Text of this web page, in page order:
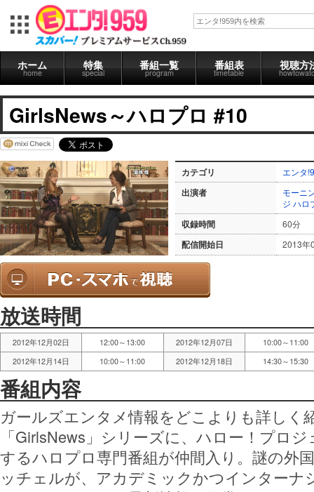
ホーム
home
特集
special
番組一覧
program
番組表
timetable
視聴方
GirlsNews～ハロプロ #10
カテゴリ エンタ
出演者
モーニ
ジ ハロ
収録時間 60分
配信開始日 2013年
放送時間
2012年12月02日 12:00～13:00 2012年12月07日
10:00～11:00
2012年12月14日
10:00～11:00 2012年12月18日 14:30～15:30
番組内容
ガールズエンタメ情報をどこよりも詳しく
「GirlsNews」シリーズに、ハロー！プロ
するハロプロ専門番組が仲間入り。謎の外
ッチェルが、アカデミックかつインターナ